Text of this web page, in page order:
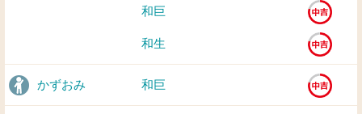
和巨
和生
かずおみ 和巨